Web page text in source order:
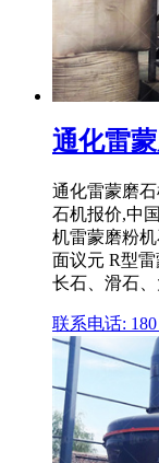
通化雷
通化雷蒙磨
石机报价,中
机雷蒙磨粉
面议元 R型
长石、滑石
联系电话: 180